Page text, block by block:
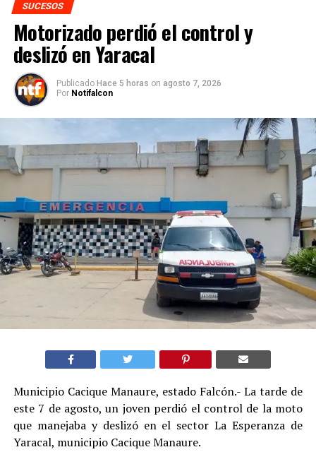
SUCESOS
Motorizado perdió el control y
deslizó en Yaracal
Publicado Hace 5 horas on agosto 7, 2026
Por Notifalcon
Municipio Cacique Manaure, estado Falcón.- La tarde de
este 7 de agosto, un joven perdió el control de la moto
que manejaba y deslizó en el sector La Esperanza de
Yaracal, municipio Cacique Manaure.